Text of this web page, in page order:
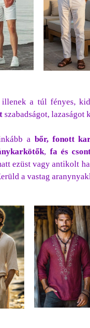
illenek a túl fényes,
szabadságot, lazaságot
a bőr, fonott
, fa és
ezüst vagy antikolt
a vastag